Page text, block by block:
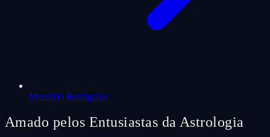
Mercúrio Retrógrado
Amado pelos Entusiastas da Astrologia